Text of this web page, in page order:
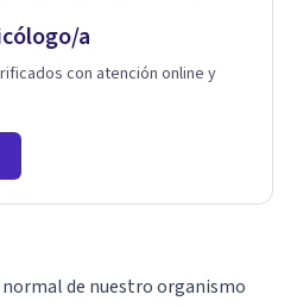
a
con atención online y
de nuestro organismo